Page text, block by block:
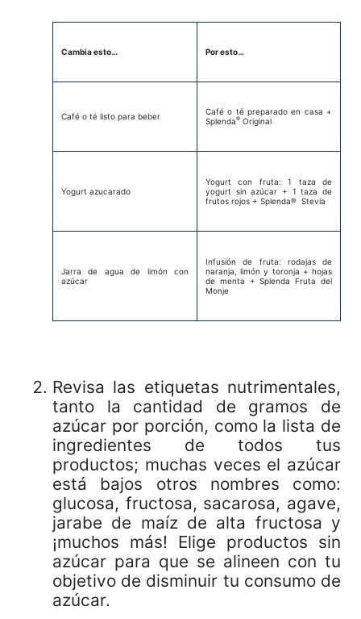
Cambia esto… Por esto…
Café o té listo para beber
Café o té preparado en casa +
Splenda® Original
Yogurt azucarado
Yogurt con fruta: 1 taza de
yogurt sin azúcar + 1 taza de
frutos rojos + Splenda® Stevia
Jarra de agua de limón con
azúcar
Infusión de fruta: rodajas de
naranja, limón y toronja + hojas
de menta + Splenda Fruta del
Monje
Revisa las etiquetas nutrimentales,
tanto la cantidad de gramos de
azúcar por porción, como la lista de
ingredientes de todos tus
productos; muchas veces el azúcar
está bajos otros nombres como:
glucosa, fructosa, sacarosa, agave,
jarabe de maíz de alta fructosa y
¡muchos más! Elige productos sin
azúcar para que se alineen con tu
objetivo de disminuir tu consumo de
azúcar.